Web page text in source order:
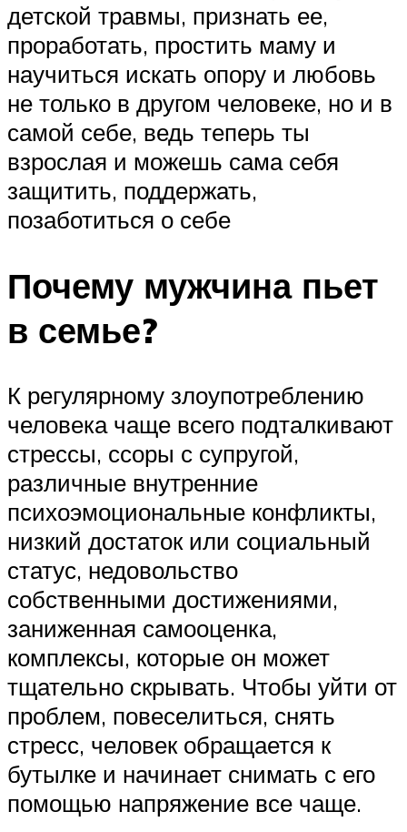
детской травмы, признать ее,
проработать, простить маму и
научиться искать опору и любовь
не только в другом человеке, но и в
самой себе, ведь теперь ты
взрослая и можешь сама себя
защитить, поддержать,
позаботиться о себе
Почему мужчина пьет
в семье?
К регулярному злоупотреблению
человека чаще всего подталкивают
стрессы, ссоры с супругой,
различные внутренние
психоэмоциональные конфликты,
низкий достаток или социальный
статус, недовольство
собственными достижениями,
заниженная самооценка,
комплексы, которые он может
тщательно скрывать. Чтобы уйти от
проблем, повеселиться, снять
стресс, человек обращается к
бутылке и начинает снимать с его
помощью напряжение все чаще.